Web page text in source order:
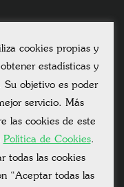
sus escritos.
Albertiana.
cookies propias y
estadísticas y
Su objetivo es poder
servicio. Más
las cookies de este
Política de Cookies.
todas las cookies
“Aceptar todas las